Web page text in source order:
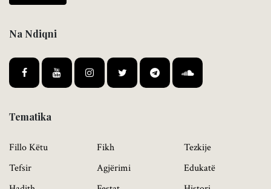
Na Ndiqni
Tematika
Fillo Këtu
Tefsir
Fikh
Agjërimi
Tezkije
Edukatë